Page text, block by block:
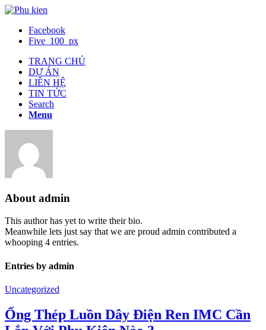
Facebook
Five_100_px
TRANG CHỦ
DỰ ÁN
LIÊN HỆ
TIN TỨC
Search
Menu
About admin
This author has yet to write their bio.
Meanwhile lets just say that we are proud admin contributed a
whooping 4 entries.
Entries by admin
Uncategorized
Ống Thép Luồn Dây Điện Ren IMC Cần